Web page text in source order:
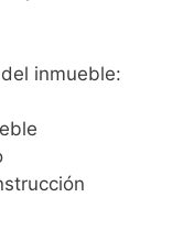
inmueble: